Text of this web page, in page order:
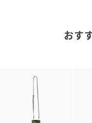
「必要にして十分な機
をコンセプトに、安定
し、内外合わせてたっ
ミニマルなデザイン表
おす